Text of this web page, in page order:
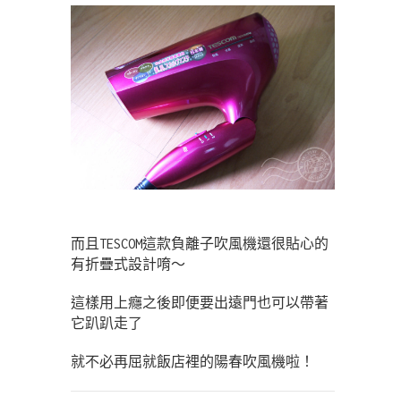
而且TESCOM這款負離子吹風機還很貼心的
有折疊式設計唷～
這樣用上癮之後即便要出遠門也可以帶著
它趴趴走了
就不必再屈就飯店裡的陽春吹風機啦！